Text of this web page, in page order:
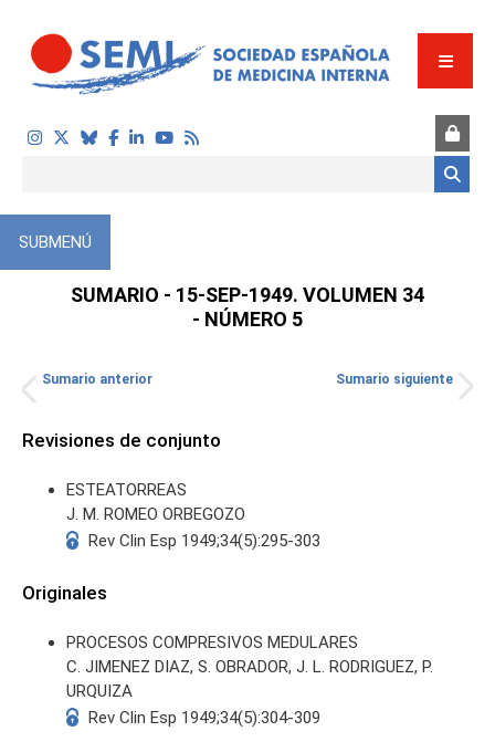
SUMARIO - 15-SEP-1949. VOLUMEN 34
- NÚMERO 5
SUBMENÚ
Sumario anterior Sumario siguiente
Revisiones de conjunto
ESTEATORREAS
J. M. ROMEO ORBEGOZO
Rev Clin Esp 1949;34(5):295-303
Originales
PROCESOS COMPRESIVOS MEDULARES
C. JIMENEZ DIAZ, S. OBRADOR, J. L. RODRIGUEZ, P.
URQUIZA
Rev Clin Esp 1949;34(5):304-309